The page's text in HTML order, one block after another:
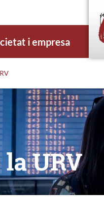
i empresa
URV